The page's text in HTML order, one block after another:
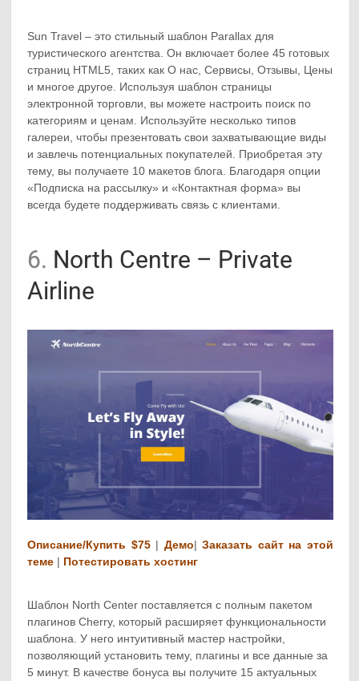
Sun Travel – это стильный шаблон Parallax для
туристического агентства. Он включает более 45 готовых
страниц HTML5, таких как О нас, Сервисы, Отзывы, Цены
и многое другое. Используя шаблон страницы
электронной торговли, вы можете настроить поиск по
категориям и ценам. Используйте несколько типов
галереи, чтобы презентовать свои захватывающие виды
и завлечь потенциальных покупателей. Приобретая эту
тему, вы получаете 10 макетов блога. Благодаря опции
«Подписка на рассылку» и «Контактная форма» вы
всегда будете поддерживать связь с клиентами.
6. North Centre – Private
Airline
Описание/Купить $75| Демо|Заказать сайт на этой
теме | Потестировать хостинг
Шаблон North Center поставляется с полным пакетом
плагинов Cherry, который расширяет функциональности
шаблона. У него интуитивный мастер настройки,
позволяющий установить тему, плагины и все данные за
5 минут. В качестве бонуса вы получите 15 актуальных